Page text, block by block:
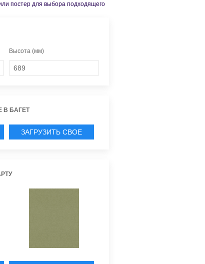
постер для выбора подходящего
Высота (мм)
В БАГЕТ
ЗАГРУЗИТЬ СВОЕ